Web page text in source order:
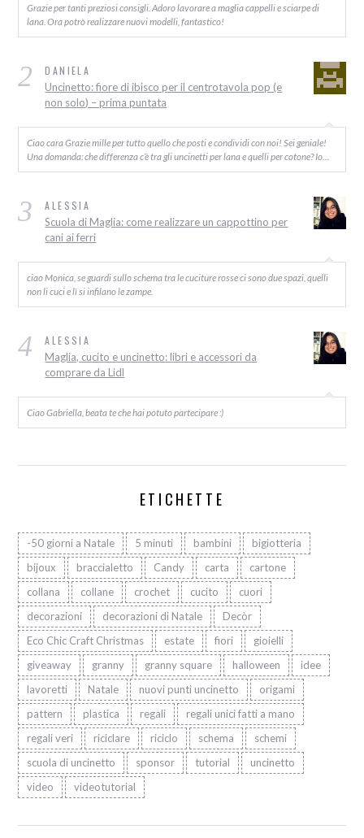
Grazie per tanti preziosi consigli. Adoro lavorare a maglia cappelli e sciarpe di
lana. Ora potrò realizzare nuovi modelli, fantastico!
2 DANIELA
Uncinetto: fiore di ibisco per il centrotavola pop (e
non solo) – prima puntata
Ciao cara Grazie mille per tutto quello che posti e condividi con noi! Sei geniale!
Una domanda: che differenza c’è tra gli uncinetti per lana e quelli per cotone? Io…
3 ALESSIA
Scuola di Maglia: come realizzare un cappottino per
cani ai ferri
ciao Monica, se guardi sullo schema tra le cuciture rosse ci sono due spazi, quelli
non li cuci e lì si infilano le zampe.
4 ALESSIA
Maglia, cucito e uncinetto: libri e accessori da
comprare da Lidl
Ciao Gabriella, beata te che hai potuto partecipare :)
ETICHETTE
-50 giorni a Natale 5 minuti bambini
bigiotteria
bijoux
braccialetto Candy carta
cartone
collana
collane crochet cucito
cuori
decorazioni
decorazioni di Natale
Decòr
Eco Chic Craft Christmas
estate fiori
gioielli
giveaway
granny granny square halloween
idee
lavoretti
Natale nuovi punti uncinetto
origami
pattern
plastica regali
regali unici fatti a mano
regali veri
riciclare riciclo schema
schemi
scuola di uncinetto
sponsor tutorial
uncinetto
video
videotutorial